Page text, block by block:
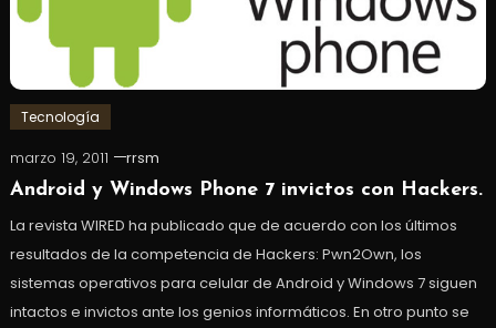
Tecnología
marzo 19, 2011
rrsm
Android y Windows Phone 7 invictos con Hackers.
La revista WIRED ha publicado que de acuerdo con los últimos
resultados de la competencia de Hackers: Pwn2Own, los
sistemas operativos para celular de Android y Windows 7 siguen
intactos e invictos ante los genios informáticos. En otro punto se